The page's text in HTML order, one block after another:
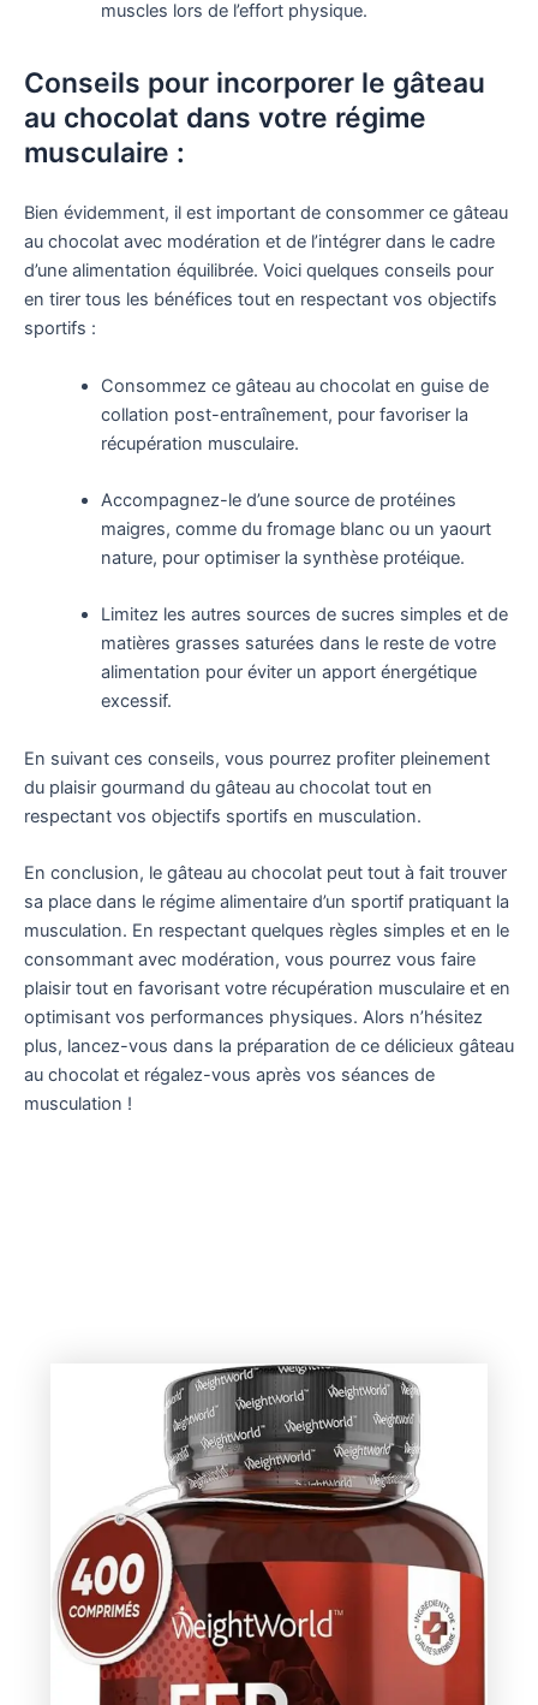
muscles lors de l’effort physique.
Conseils pour incorporer le gâteau
au chocolat dans votre régime
musculaire :
Bien évidemment, il est important de consommer ce gâteau
au chocolat avec modération et de l’intégrer dans le cadre
d’une alimentation équilibrée. Voici quelques conseils pour
en tirer tous les bénéfices tout en respectant vos objectifs
sportifs :
Consommez ce gâteau au chocolat en guise de
collation post-entraînement, pour favoriser la
récupération musculaire.
Accompagnez-le d’une source de protéines
maigres, comme du fromage blanc ou un yaourt
nature, pour optimiser la synthèse protéique.
Limitez les autres sources de sucres simples et de
matières grasses saturées dans le reste de votre
alimentation pour éviter un apport énergétique
excessif.
En suivant ces conseils, vous pourrez profiter pleinement
du plaisir gourmand du gâteau au chocolat tout en
respectant vos objectifs sportifs en musculation.
En conclusion, le gâteau au chocolat peut tout à fait trouver
sa place dans le régime alimentaire d’un sportif pratiquant la
musculation. En respectant quelques règles simples et en le
consommant avec modération, vous pourrez vous faire
plaisir tout en favorisant votre récupération musculaire et en
optimisant vos performances physiques. Alors n’hésitez
plus, lancez-vous dans la préparation de ce délicieux gâteau
au chocolat et régalez-vous après vos séances de
musculation !